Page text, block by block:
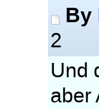
By
2
Und
aber